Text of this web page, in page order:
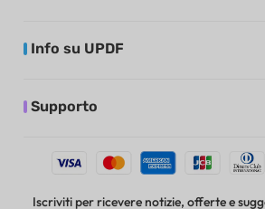
Info su UPDF
Supporto
Iscriviti per ricevere notizie, offerte e